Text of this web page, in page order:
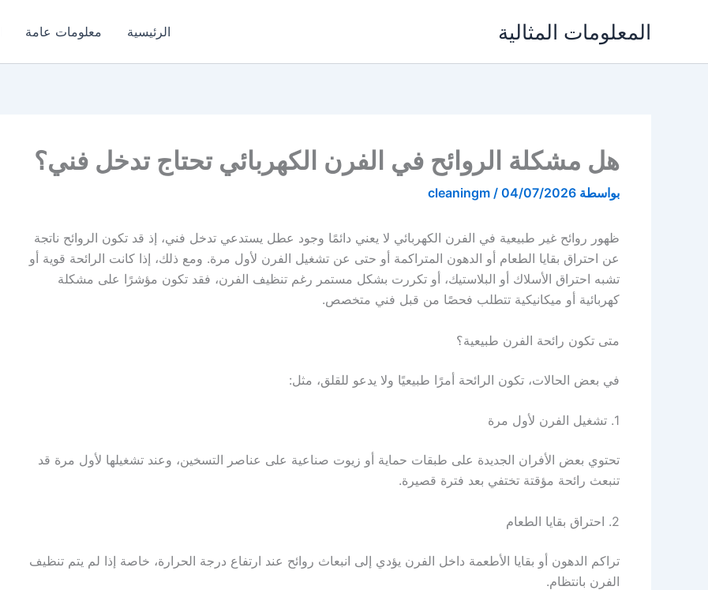
المعلومات المثالية الرئيسية معلومات عامة
هل مشكلة الروائح في الفرن الكهربائي تحتاج تدخل فني؟
بواسطة cleaningm / 04/07/2026
ظهور روائح غير طبيعية في الفرن الكهربائي لا يعني دائمًا وجود عطل يستدعي تدخل فني، إذ قد تكون الروائح ناتجة
عن احتراق بقايا الطعام أو الدهون المتراكمة أو حتى عن تشغيل الفرن لأول مرة. ومع ذلك، إذا كانت الرائحة قوية أو
تشبه احتراق الأسلاك أو البلاستيك، أو تكررت بشكل مستمر رغم تنظيف الفرن، فقد تكون مؤشرًا على مشكلة
كهربائية أو ميكانيكية تتطلب فحصًا من قبل فني متخصص.
متى تكون رائحة الفرن طبيعية؟
في بعض الحالات، تكون الرائحة أمرًا طبيعيًا ولا يدعو للقلق، مثل:
1. تشغيل الفرن لأول مرة
تحتوي بعض الأفران الجديدة على طبقات حماية أو زيوت صناعية على عناصر التسخين، وعند تشغيلها لأول مرة قد
تنبعث رائحة مؤقتة تختفي بعد فترة قصيرة.
2. احتراق بقايا الطعام
تراكم الدهون أو بقايا الأطعمة داخل الفرن يؤدي إلى انبعاث روائح عند ارتفاع درجة الحرارة، خاصة إذا لم يتم تنظيف
الفرن بانتظام.